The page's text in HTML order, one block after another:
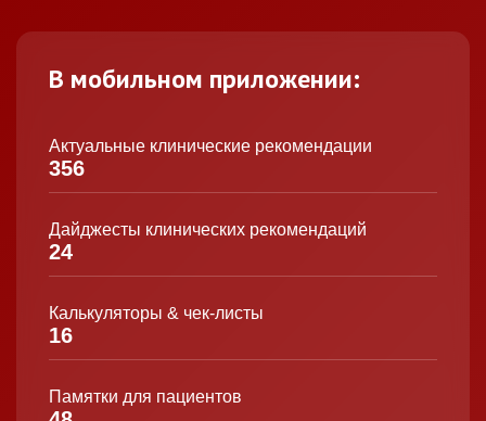
В мобильном приложении:
Актуальные клинические рекомендации
356
Дайджесты клинических рекомендаций
24
Калькуляторы & чек-листы
16
Памятки для пациентов